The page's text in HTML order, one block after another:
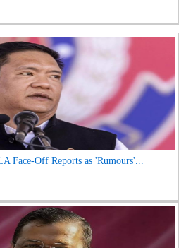
Face-Off Reports as 'Rumours'...